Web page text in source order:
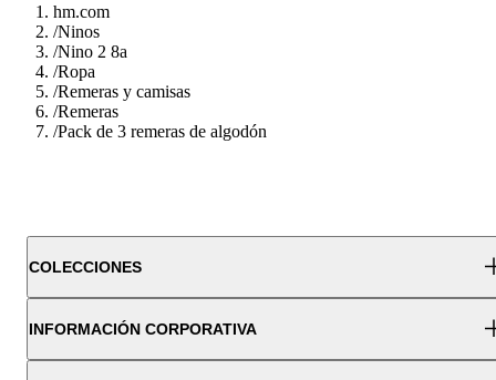
hm.com
/Ninos
/Nino 2 8a
/Ropa
/Remeras y camisas
/Remeras
/Pack de 3 remeras de algodón
COLECCIONES
INFORMACIÓN CORPORATIVA